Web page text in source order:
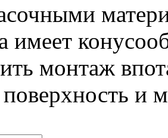
имеет
монтаж
и